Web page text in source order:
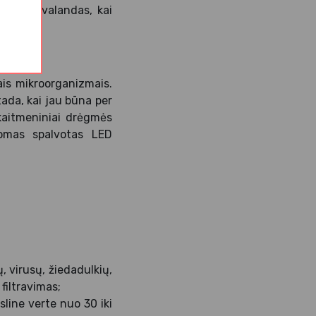
valandas, kai
mikroorganizmais.
kai jau būna per
drėgmės
spalvotas LED
virusų, žiedadulkių,
verte nuo 30 iki